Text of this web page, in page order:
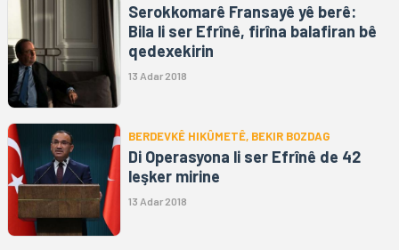
Serokkomarê Fransayê yê berê:
Bila li ser Efrînê, firîna balafiran bê
qedexekirin
13 Adar 2018
BERDEVKÊ HIKÛMETÊ, BEKIR BOZDAG
Di Operasyona li ser Efrînê de 42
leşker mirine
13 Adar 2018